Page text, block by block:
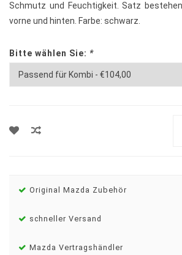
Schmutz und Feuchtigkeit. Satz
vorne und hinten. Farbe: schwarz.
Bitte wählen Sie: *
Original Mazda Zubehör
schneller Versand
Mazda Vertragshändler